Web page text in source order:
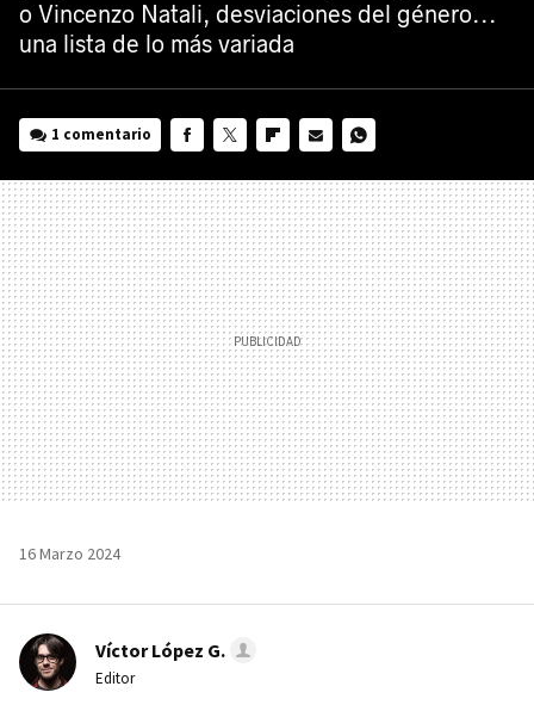
o Vincenzo Natali, desviaciones del género...
una lista de lo más variada
1 comentario
MAIL
16 Marzo 2024
Víctor López G.
Editor